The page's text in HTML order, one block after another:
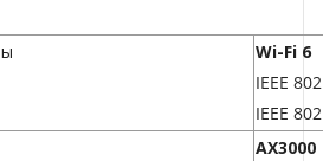
Wi-Fi 6
IEEE
IEEE
AX3000